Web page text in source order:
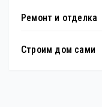
Ремонт и отделка
Строим дом сами